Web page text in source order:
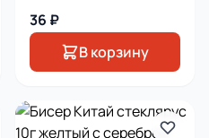
36 ₽
В корзину